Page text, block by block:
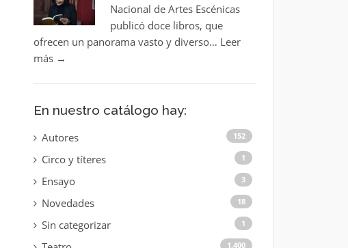
Nacional de Artes Escénicas
publicó doce libros, que
ofrecen un panorama vasto y diverso… Leer
más →
En nuestro catálogo hay:
Autores 152
Circo y títeres 1
Ensayo 3
Novedades 18
Sin categorizar 1
1.400